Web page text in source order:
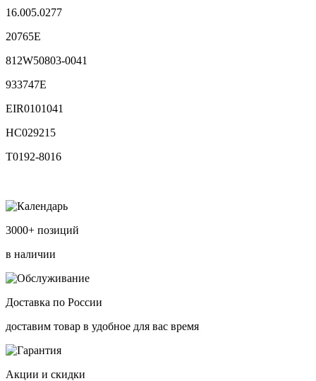
16.005.0277
20765E
812W50803-0041
933747E
EIR0101041
HC029215
T0192-8016
3000+ позиций
в наличии
Доставка по России
доставим товар в удобное для вас время
Акции и скидки